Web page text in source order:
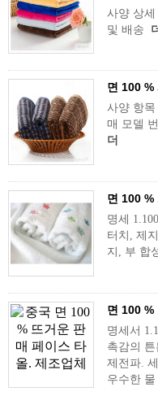
사양 상
및 배송
면 100 %
사양 항목
매 모델
더
면 100 %
명세
터치, 제
지, 부 합
면 100 %
명세서
촉감의
제전파.
우수한 물